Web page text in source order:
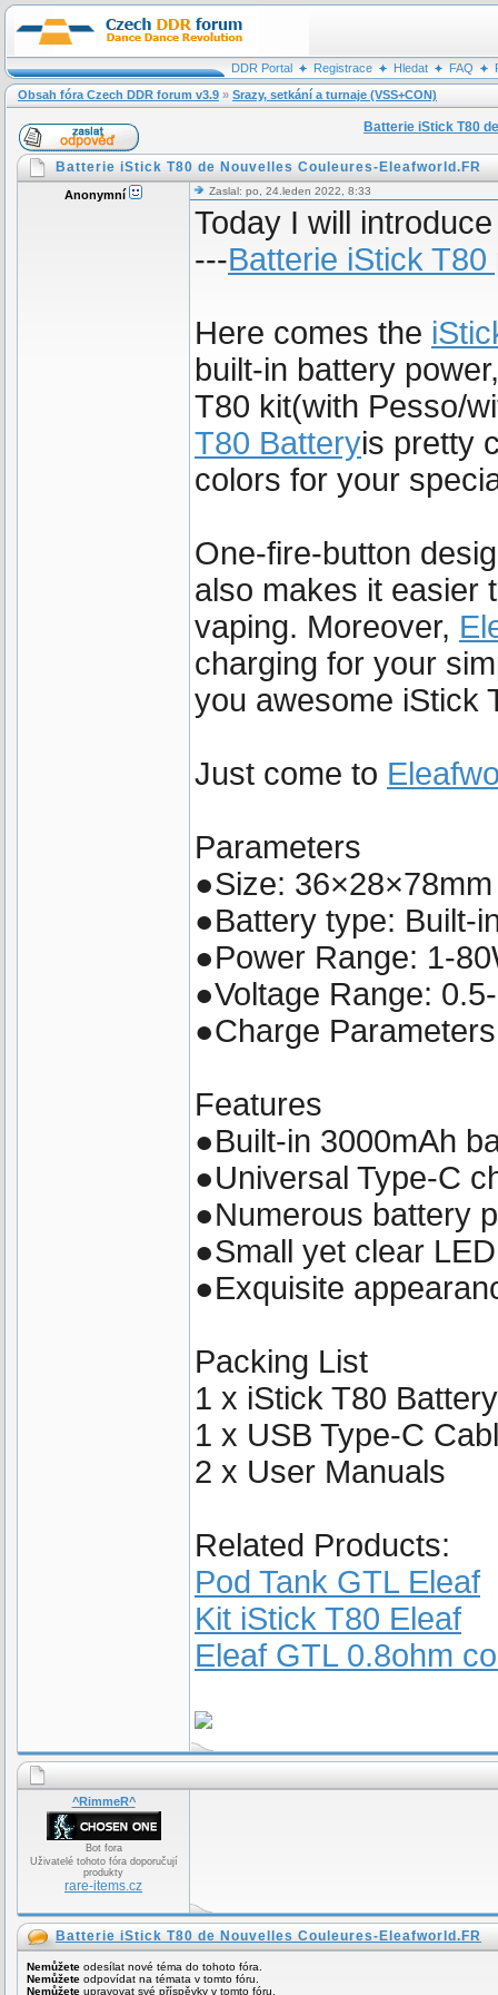
DDR Portal Registrace Hledat FAQ
Obsah fóra Czech DDR forum v3.9 » Srazy, setkání a turnaje (VSS+CON)
Batterie iStick T80
Batterie iStick T80 de Nouvelles Couleures-Eleafworld.FR
Anonymní Zaslal: po, 24.leden 2022, 8:33
Today I will
---Batterie iStick T80
Here comes the
built-in battery
T80 kit(with Pesso/
T80 Batteryis pretty
colors for your
One-fire-button
also makes it easier
vaping. Moreover,
charging for your
you awesome iStick
Just come to
Parameters
●Size: 36×28×78mm
●Battery type: Built-
●Power Range: 1-
●Voltage Range:
●Charge
Features
●Built-in 3000mAh
●Universal Type-C
●Numerous battery
●Small yet clear
●Exquisite
Packing List
1 x iStick T80 Battery
1 x USB Type-C
2 x User Manuals
Related Products:
Pod Tank GTL Eleaf
Kit iStick T80 Eleaf
Eleaf GTL 0.8ohm
^RimmeR^
Bot fora
Uživatelé tohoto fóra doporučují
produkty
rare-items.cz
Batterie iStick T80 de Nouvelles Couleures-Eleafworld.FR
Nemůžete odesílat nové téma do tohoto fóra.
Nemůžete odpovídat na témata v tomto fóru.
Nemůžete upravovat své příspěvky v tomto fóru.